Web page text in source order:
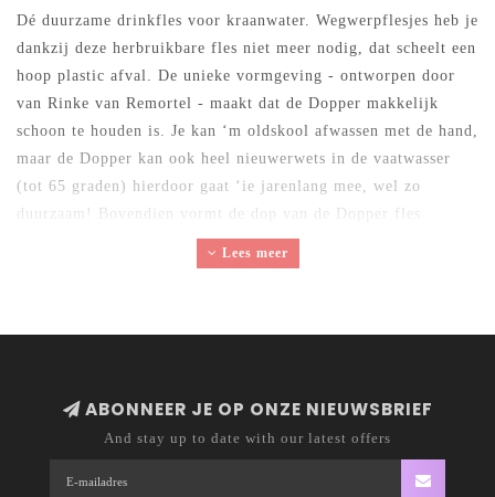
Dé duurzame drinkfles voor kraanwater. Wegwerpflesjes heb je
dankzij deze herbruikbare fles niet meer nodig, dat scheelt een
hoop plastic afval. De unieke vormgeving - ontworpen door
van Rinke van Remortel - maakt dat de Dopper makkelijk
schoon te houden is. Je kan ‘m oldskool afwassen met de hand,
maar de Dopper kan ook heel nieuwerwets in de vaatwasser
(tot 65 graden) hierdoor gaat ‘ie jarenlang mee, wel zo
duurzaam! Bovendien vormt de dop van de Dopper fles
omgekeerd een bekertje, zo wordt kraanwater letterlijk op een
voetstuk geplaatst. De Dopper wordt klimaatneutraal
Lees meer
ABONNEER JE OP ONZE NIEUWSBRIEF
And stay up to date with our latest offers